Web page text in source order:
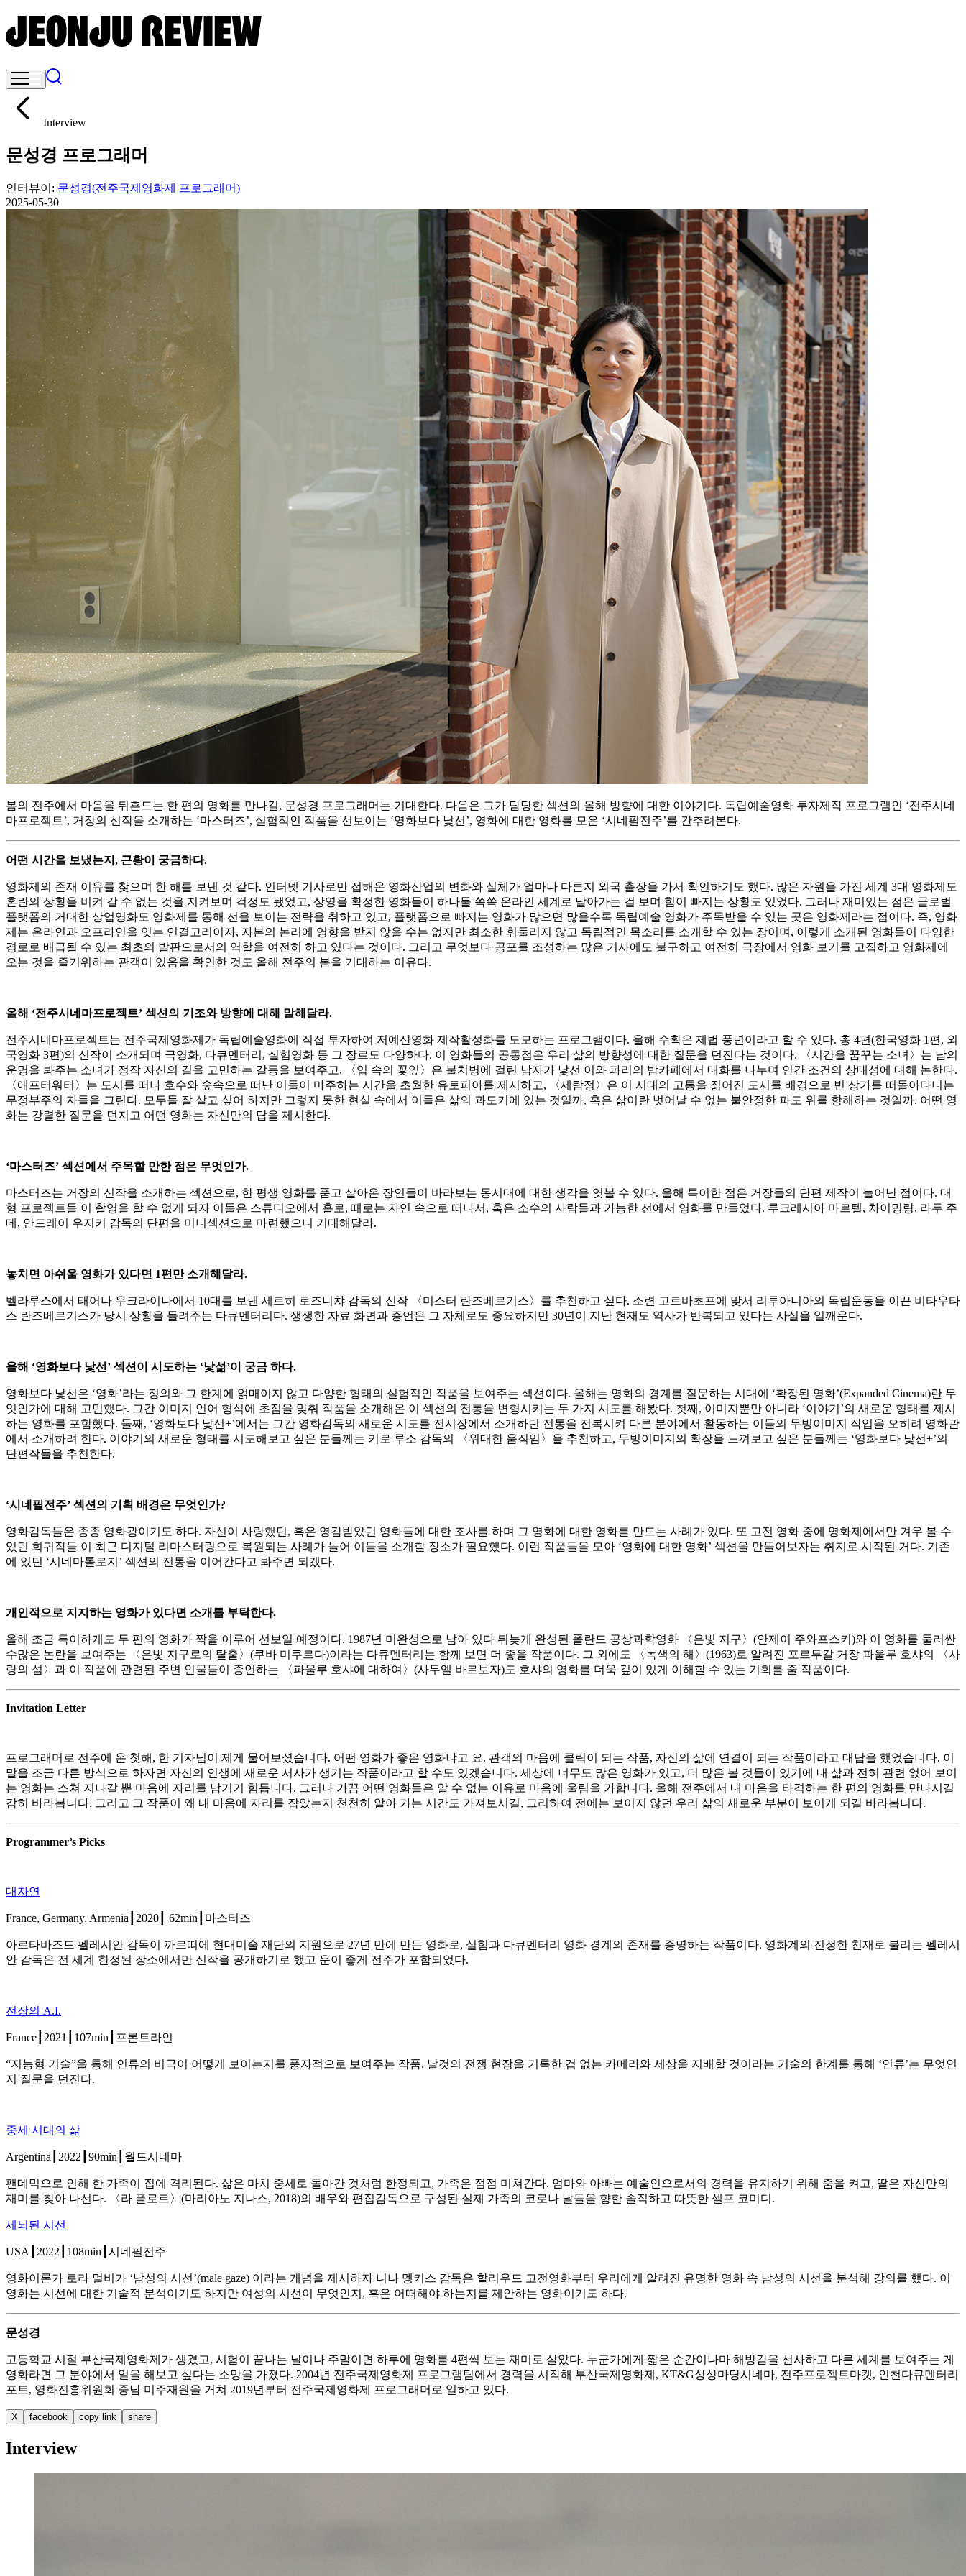
Interview
문성경 프로그래머
인터뷰이: 문성경(전주국제영화제 프로그래머)
2025-05-30
봄의 전주에서 마음을 뒤흔드는 한 편의 영화를 만나길, 문성경 프로그래머는 기대한다. 다음은 그가 담당한 섹션의 올해 방향에 대한 이야기다. 독립예술영화 투자제작 프로그램인 ‘전주시네
마프로젝트’, 거장의 신작을 소개하는 ‘마스터즈’, 실험적인 작품을 선보이는 ‘영화보다 낯선’, 영화에 대한 영화를 모은 ‘시네필전주’를 간추려본다.
어떤 시간을 보냈는지 , 근황이 궁금하다.
영화제의 존재 이유를 찾으며 한 해를 보낸 것 같다. 인터넷 기사로만 접해온 영화산업의 변화와 실체가 얼마나 다른지 외국 출장을 가서 확인하기도 했다. 많은 자원을 가진 세계 3대 영화제도
혼란의 상황을 비켜 갈 수 없는 것을 지켜보며 걱정도 됐었고, 상영을 확정한 영화들이 하나둘 쏙쏙 온라인 세계로 날아가는 걸 보며 힘이 빠지는 상황도 있었다. 그러나 재미있는 점은 글로벌
플랫폼의 거대한 상업영화도 영화제를 통해 선을 보이는 전략을 취하고 있고, 플랫폼으로 빠지는 영화가 많으면 많을수록 독립예술 영화가 주목받을 수 있는 곳은 영화제라는 점이다. 즉, 영화
제는 온라인과 오프라인을 잇는 연결고리이자, 자본의 논리에 영향을 받지 않을 수는 없지만 최소한 휘둘리지 않고 독립적인 목소리를 소개할 수 있는 장이며, 이렇게 소개된 영화들이 다양한
경로로 배급될 수 있는 최초의 발판으로서의 역할을 여전히 하고 있다는 것이다. 그리고 무엇보다 공포를 조성하는 많은 기사에도 불구하고 여전히 극장에서 영화 보기를 고집하고 영화제에
오는 것을 즐거워하는 관객이 있음을 확인한 것도 올해 전주의 봄을 기대하는 이유다.
올해 ‘전주시네마프로젝트’ 섹션의 기조와 방향에 대해 말해달라.
전주시네마프로젝트는 전주국제영화제가 독립예술영화에 직접 투자하여 저예산영화 제작활성화를 도모하는 프로그램이다. 올해 수확은 제법 풍년이라고 할 수 있다. 총 4편(한국영화 1편, 외
국영화 3편)의 신작이 소개되며 극영화, 다큐멘터리, 실험영화 등 그 장르도 다양하다. 이 영화들의 공통점은 우리 삶의 방향성에 대한 질문을 던진다는 것이다. 〈시간을 꿈꾸는 소녀〉는 남의
운명을 봐주는 소녀가 정작 자신의 길을 고민하는 갈등을 보여주고, 〈입 속의 꽃잎〉은 불치병에 걸린 남자가 낯선 이와 파리의 밤카페에서 대화를 나누며 인간 조건의 상대성에 대해 논한다.
〈애프터워터〉는 도시를 떠나 호수와 숲속으로 떠난 이들이 마주하는 시간을 초월한 유토피아를 제시하고, 〈세탐정〉은 이 시대의 고통을 짊어진 도시를 배경으로 빈 상가를 떠돌아다니는
무정부주의 자들을 그린다. 모두들 잘 살고 싶어 하지만 그렇지 못한 현실 속에서 이들은 삶의 과도기에 있는 것일까, 혹은 삶이란 벗어날 수 없는 불안정한 파도 위를 항해하는 것일까. 어떤 영
화는 강렬한 질문을 던지고 어떤 영화는 자신만의 답을 제시한다.
‘마스터즈’ 섹션에서 주목할 만한 점은 무엇인가.
마스터즈는 거장의 신작을 소개하는 섹션으로, 한 평생 영화를 품고 살아온 장인들이 바라보는 동시대에 대한 생각을 엿볼 수 있다. 올해 특이한 점은 거장들의 단편 제작이 늘어난 점이다. 대
형 프로젝트들 이 촬영을 할 수 없게 되자 이들은 스튜디오에서 홀로, 때로는 자연 속으로 떠나서, 혹은 소수의 사람들과 가능한 선에서 영화를 만들었다. 루크레시아 마르텔, 차이밍량, 라두 주
데, 안드레이 우지커 감독의 단편을 미니섹션으로 마련했으니 기대해달라.
놓치면 아쉬울 영화가 있다면 1편만 소개해달라.
벨라루스에서 태어나 우크라이나에서 10대를 보낸 세르히 로즈니챠 감독의 신작 〈미스터 란즈베르기스〉를 추천하고 싶다. 소련 고르바초프에 맞서 리투아니아의 독립운동을 이끈 비타우타
스 란즈베르기스가 당시 상황을 들려주는 다큐멘터리다. 생생한 자료 화면과 증언은 그 자체로도 중요하지만 30년이 지난 현재도 역사가 반복되고 있다는 사실을 일깨운다.
올해 ‘영화보다 낯선 ’ 섹션이 시도하는 ‘낯섦’이 궁금 하다.
영화보다 낯선은 ‘영화’라는 정의와 그 한계에 얽매이지 않고 다양한 형태의 실험적인 작품을 보여주는 섹션이다. 올해는 영화의 경계를 질문하는 시대에 ‘확장된 영화’(Expanded Cinema)란 무
엇인가에 대해 고민했다. 그간 이미지 언어 형식에 초점을 맞춰 작품을 소개해온 이 섹션의 전통을 변형시키는 두 가지 시도를 해봤다. 첫째, 이미지뿐만 아니라 ‘이야기’의 새로운 형태를 제시
하는 영화를 포함했다. 둘째, ‘영화보다 낯선+’에서는 그간 영화감독의 새로운 시도를 전시장에서 소개하던 전통을 전복시켜 다른 분야에서 활동하는 이들의 무빙이미지 작업을 오히려 영화관
에서 소개하려 한다. 이야기의 새로운 형태를 시도해보고 싶은 분들께는 키로 루소 감독의 〈위대한 움직임〉을 추천하고, 무빙이미지의 확장을 느껴보고 싶은 분들께는 ‘영화보다 낯선+’의
단편작들을 추천한다.
‘시네필전주’ 섹션의 기획 배경은 무엇인가?
영화감독들은 종종 영화광이기도 하다. 자신이 사랑했던, 혹은 영감받았던 영화들에 대한 조사를 하며 그 영화에 대한 영화를 만드는 사례가 있다. 또 고전 영화 중에 영화제에서만 겨우 볼 수
있던 희귀작들 이 최근 디지털 리마스터링으로 복원되는 사례가 늘어 이들을 소개할 장소가 필요했다. 이런 작품들을 모아 ‘영화에 대한 영화’ 섹션을 만들어보자는 취지로 시작된 거다. 기존
에 있던 ‘시네마톨로지’ 섹션의 전통을 이어간다고 봐주면 되겠다.
개인적으로 지지하는 영화가 있다면 소개를 부탁한다.
올해 조금 특이하게도 두 편의 영화가 짝을 이루어 선보일 예정이다. 1987년 미완성으로 남아 있다 뒤늦게 완성된 폴란드 공상과학영화 〈은빛 지구〉(안제이 주와프스키)와 이 영화를 둘러싼
수많은 논란을 보여주는 〈은빛 지구로의 탈출〉(쿠바 미쿠르다)이라는 다큐멘터리는 함께 보면 더 좋을 작품이다. 그 외에도 〈녹색의 해〉(1963)로 알려진 포르투갈 거장 파울루 호샤의 〈사
랑의 섬〉과 이 작품에 관련된 주변 인물들이 증언하는 〈파울루 호샤에 대하여〉(사무엘 바르보자)도 호샤의 영화를 더욱 깊이 있게 이해할 수 있는 기회를 줄 작품이다.
Invitation Letter
프로그래머로 전주에 온 첫해, 한 기자님이 제게 물어보셨습니다. 어떤 영화가 좋은 영화냐고 요. 관객의 마음에 클릭이 되는 작품, 자신의 삶에 연결이 되는 작품이라고 대답을 했었습니다. 이
말을 조금 다른 방식으로 하자면 자신의 인생에 새로운 서사가 생기는 작품이라고 할 수도 있겠습니다. 세상에 너무도 많은 영화가 있고, 더 많은 볼 것들이 있기에 내 삶과 전혀 관련 없어 보이
는 영화는 스쳐 지나갈 뿐 마음에 자리를 남기기 힘듭니다. 그러나 가끔 어떤 영화들은 알 수 없는 이유로 마음에 울림을 가합니다. 올해 전주에서 내 마음을 타격하는 한 편의 영화를 만나시길
감히 바라봅니다. 그리고 그 작품이 왜 내 마음에 자리를 잡았는지 천천히 알아 가는 시간도 가져보시길, 그리하여 전에는 보이지 않던 우리 삶의 새로운 부분이 보이게 되길 바라봅니다.
Programmer’s Picks
대자연
France, Germany, Armenia┃2020┃ 62min┃마스터즈
아르타바즈드 펠레시안 감독이 까르띠에 현대미술 재단의 지원으로 27년 만에 만든 영화로, 실험과 다큐멘터리 영화 경계의 존재를 증명하는 작품이다. 영화계의 진정한 천재로 불리는 펠레시
안 감독은 전 세계 한정된 장소에서만 신작을 공개하기로 했고 운이 좋게 전주가 포함되었다.
전장의 A.I.
France┃2021┃107min┃프론트라인
“지능형 기술”을 통해 인류의 비극이 어떻게 보이는지를 풍자적으로 보여주는 작품. 날것의 전쟁 현장을 기록한 겁 없는 카메라와 세상을 지배할 것이라는 기술의 한계를 통해 ‘인류’는 무엇인
지 질문을 던진다.
중세 시대의 삶
Argentina┃2022┃90min┃월드시네마
팬데믹으로 인해 한 가족이 집에 격리된다. 삶은 마치 중세로 돌아간 것처럼 한정되고, 가족은 점점 미쳐간다. 엄마와 아빠는 예술인으로서의 경력을 유지하기 위해 줌을 켜고, 딸은 자신만의
재미를 찾아 나선다. 〈라 플로르〉(마리아노 지나스, 2018)의 배우와 편집감독으로 구성된 실제 가족의 코로나 날들을 향한 솔직하고 따뜻한 셀프 코미디.
세뇌된 시선
USA┃2022┃108min┃시네필전주
영화이론가 로라 멀비가 ‘남성의 시선’(male gaze) 이라는 개념을 제시하자 니나 멩키스 감독은 할리우드 고전영화부터 우리에게 알려진 유명한 영화 속 남성의 시선을 분석해 강의를 했다. 이
영화는 시선에 대한 기술적 분석이기도 하지만 여성의 시선이 무엇인지, 혹은 어떠해야 하는지를 제안하는 영화이기도 하다.
문성경
고등학교 시절 부산국제영화제가 생겼고, 시험이 끝나는 날이나 주말이면 하루에 영화를 4편씩 보는 재미로 살았다. 누군가에게 짧은 순간이나마 해방감을 선사하고 다른 세계를 보여주는 게
영화라면 그 분야에서 일을 해보고 싶다는 소망을 가졌다. 2004년 전주국제영화제 프로그램팀에서 경력을 시작해 부산국제영화제, KT&G상상마당시네마, 전주프로젝트마켓, 인천다큐멘터리
포트, 영화진흥위원회 중남 미주재원을 거쳐 2019년부터 전주국제영화제 프로그래머로 일하고 있다.
X facebook copy link share
Interview